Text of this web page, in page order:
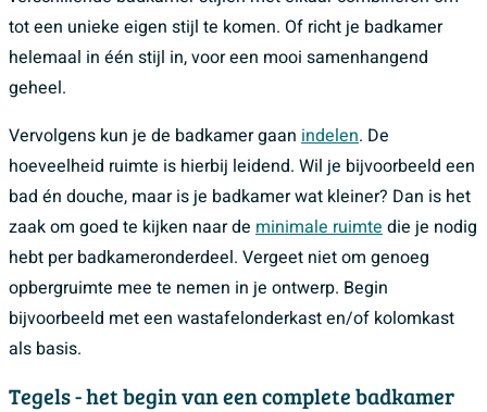
tot een unieke eigen stijl te komen. Of richt je badkamer
helemaal in één stijl in, voor een mooi samenhangend
geheel.
Vervolgens kun je de badkamer gaan indelen. De
hoeveelheid ruimte is hierbij leidend. Wil je bijvoorbeeld een
bad én douche, maar is je badkamer wat kleiner? Dan is het
zaak om goed te kijken naar de minimale ruimte die je nodig
hebt per badkameronderdeel. Vergeet niet om genoeg
opbergruimte mee te nemen in je ontwerp. Begin
bijvoorbeeld met een wastafelonderkast en/of kolomkast
als basis.
Tegels - het begin van een complete badkamer